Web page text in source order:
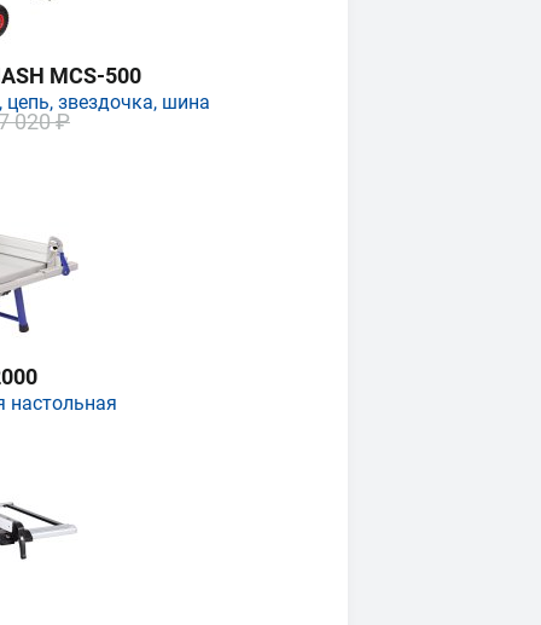
MCS-500
цепь, звездочка, шина
020 ₽
настольная